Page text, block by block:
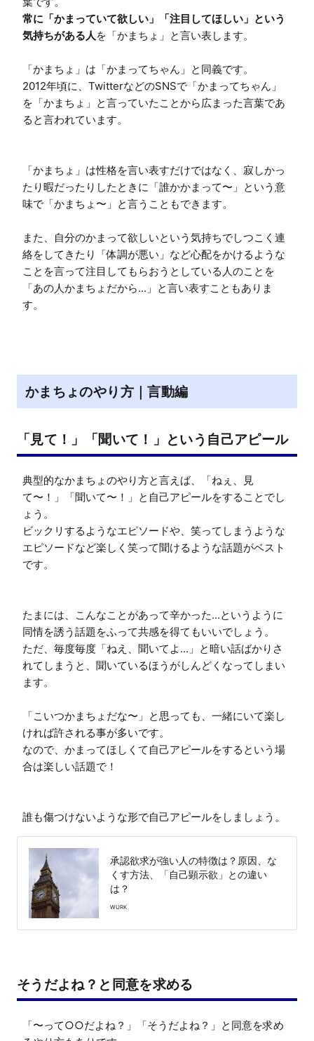
常に「かまっていて欲しい」「注目してほしい」という
気持ちがある人を「かまちょ」と言い表します。
「かまちょ」は「かまってちゃん」と同義です。
2012年頃に、TwitterなどのSNSで「かまってちゃん」
を「かまちょ」と言っていたことから広まった言葉であ
ると言われています。
「かまちょ」は性格を言い表すだけではなく、寂しかっ
たり暇だったりしたときに「誰かかまって〜」という意
味で「かまちょ〜」と言うこともできます。
また、自分のかまって欲しいという気持ちでしつこく連
絡をしてきたり「体調が悪い」など心配をかけるような
ことを言って注目してもらおうとしている人のことを
「あの人かまちょだから...」と言い表すこともありま
す。
かまちょのやり方｜言動編
「見て！」「聞いて！」という自己アピール
典型的なかまちょのやり方と言えば、「ねぇ、見
て〜！」「聞いて〜！」と自己アピールをすることでし
ょう。
ビックリするようなエピソードや、笑ってしまうような
エピソードなど楽しく笑って聞けるような話題がベスト
です。
たまには、こんなことがあって辛かった...というように
同情を誘う話題をふって共感を得てもいいでしょう。
ただ、毎度毎度「ねえ、聞いてよ...」と暗い話ばかりさ
れてしまうと、聞いているほうがしんどくなってしまい
ます。
「こいつかまちょだな〜」と思っても、一緒にいて楽し
ければ許される事が多いです。
なので、かまってほしくて自己アピールをするという場
合は楽しい話題で！
誰も傷つけないような形で自己アピールをしましょう。
承認欲求が強い人の特徴は？原因、な
くす方法、「自己顕示欲」との違い
は？
WURK
そうだよね？と同意を求める
「〜って○○だよね？」「そうだよね？」と同意を求め